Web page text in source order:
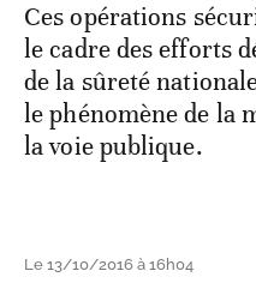
Ces opérations
le cadre des efforts
de la sûreté
le phénomène de la
la voie publique.
Le 13/10/2016 à 16h04